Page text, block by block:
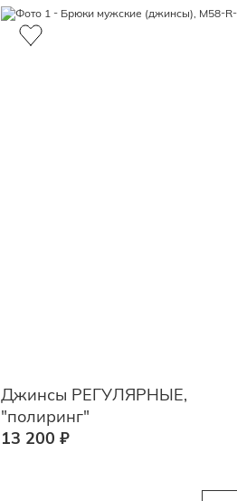
Джинсы РЕГУЛЯРНЫЕ,
"полиринг"
13 200 ₽